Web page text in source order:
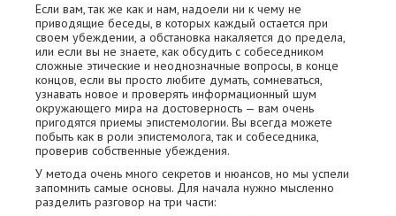
Если вам, так же как и нам, надоели ни к чему не
приводящие беседы, в которых каждый остается при
своем убеждении, а обстановка накаляется до предела,
или если вы не знаете, как обсудить с собеседником
сложные этические и неоднозначные вопросы, в конце
концов, если вы просто любите думать, сомневаться,
узнавать новое и проверять информационный шум
окружающего мира на достоверность — вам очень
пригодятся приемы эпистемологии. Вы всегда можете
побыть как в роли эпистемолога, так и собеседника,
проверив собственные убеждения.
У метода очень много секретов и нюансов, но мы успели
запомнить самые основы. Для начала нужно мысленно
разделить разговор на три части: